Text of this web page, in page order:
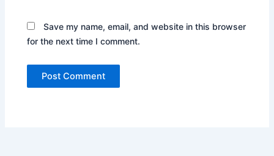
Save my name, email, and website in this browser
for the next time I comment.